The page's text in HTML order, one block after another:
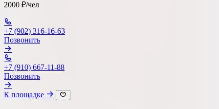
2000 ₽/чел
+7 (902) 316-16-63
Позвонить
+7 (910) 667-11-88
Позвонить
К площадке